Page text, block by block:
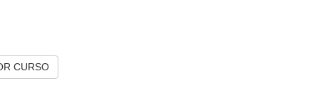
CURSO